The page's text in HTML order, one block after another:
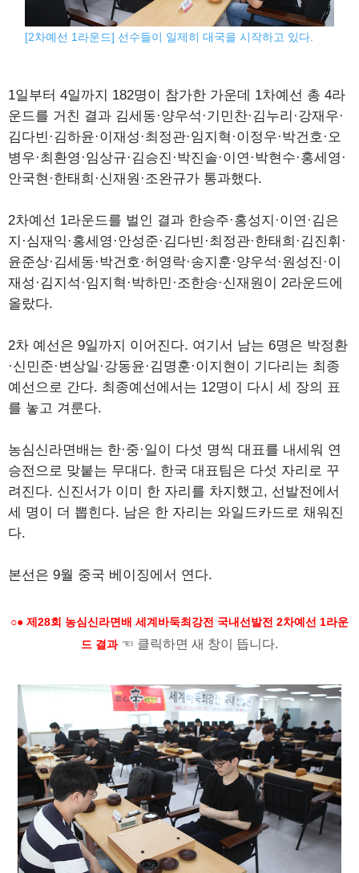
[2차예선 1라운드] 선수들이 일제히 대국을 시작하고 있다.
1일부터 4일까지 182명이 참가한 가운데 1차예선 총 4라
운드를 거친 결과 김세동·양우석·기민찬·김누리·강재우·
김다빈·김하윤·이재성·최정관·임지혁·이정우·박건호·오
병우·최환영·임상규·김승진·박진솔·이연·박현수·홍세영·
안국현·한태희·신재원·조완규가 통과했다.
2차예선 1라운드를 벌인 결과 한승주·홍성지·이연·김은
지·심재익·홍세영·안성준·김다빈·최정관·한태희·김진휘·
윤준상·김세동·박건호·허영락·송지훈·양우석·원성진·이
재성·김지석·임지혁·박하민·조한승·신재원이 2라운드에
올랐다.
2차 예선은 9일까지 이어진다. 여기서 남는 6명은 박정환
·신민준·변상일·강동윤·김명훈·이지현이 기다리는 최종
예선으로 간다. 최종예선에서는 12명이 다시 세 장의 표
를 놓고 겨룬다.
농심신라면배는 한·중·일이 다섯 명씩 대표를 내세워 연
승전으로 맞붙는 무대다. 한국 대표팀은 다섯 자리로 꾸
려진다. 신진서가 이미 한 자리를 차지했고, 선발전에서
세 명이 더 뽑힌다. 남은 한 자리는 와일드카드로 채워진
다.
본선은 9월 중국 베이징에서 연다.
○● 제28회 농심신라면배 세계바둑최강전 국내선발전 2차예선 1라운
드 결과 ☜ 클릭하면 새 창이 뜹니다.